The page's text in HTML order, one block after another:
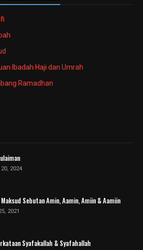
Ibadah Haji dan Umrah
Ramadhan
2024
Sebutan Amin, Aamin, Amiin & Aamiin
2021
Syafakallah & Syafahallah